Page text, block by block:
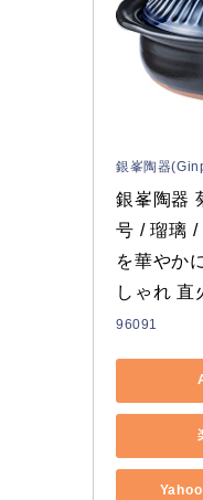
銀峯陶器
銀峯陶器
号 / 瑠璃 /
を華やか
しゃれ 直
96091